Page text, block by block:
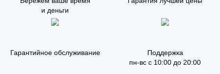
и деньги
Гарантийное обслуживание
Поддержка
пн-вс с 10:00 до 20:00